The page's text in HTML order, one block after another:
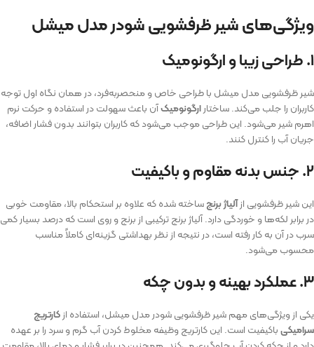
ویژگی‌های شیر ظرفشویی شودر مدل میشل
۱. طراحی زیبا و ارگونومیک
شیر ظرفشویی مدل میشل با طراحی خاص و منحصر‌به‌فرد، در همان نگاه اول توجه
کاربران را جلب می‌کند. ساختارارگونومیکآن باعث سهولت در استفاده و حرکت نرم
اهرم شیر می‌شود. این طراحی موجب می‌شود که کاربران بتوانند بدون فشار اضافه،
جریان آب را کنترل کنند.
۲. جنس بدنه مقاوم و باکیفیت
این شیر ظرفشویی ازآلیاژ برنجساخته شده که علاوه بر استحکام بالا، مقاومت خوبی
در برابر لکه‌ها و خوردگی دارد. آلیاژ برنج ترکیبی از برنج و روی است که درصد بسیار کمی
سرب در آن به کار رفته است، در نتیجه از نظر بهداشتی گزینه‌ای کاملاً مناسب
محسوب می‌شود.
۳. عملکرد بهینه و بدون چکه
یکی از ویژگی‌های مهم شیر ظرفشویی شودر مدل میشل، استفاده از کارتریج
سرامیکیباکیفیت است. این کارتریج وظیفه مخلوط کردن آب گرم و سرد را بر عهده